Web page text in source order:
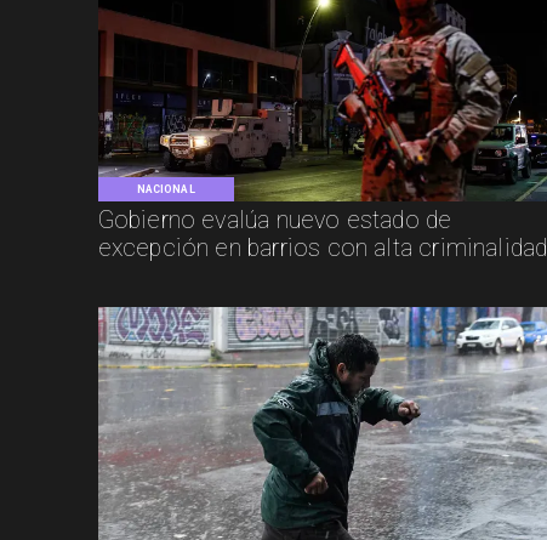
NACIONAL
Gobierno evalúa nuevo estado de
excepción en barrios con alta criminalidad